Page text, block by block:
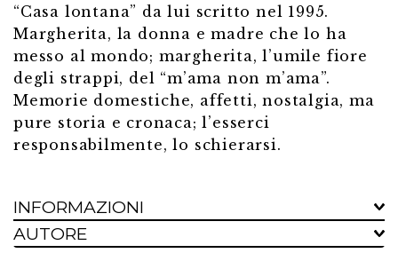
“Casa lontana” da lui scritto nel 1995.
Margherita, la donna e madre che lo ha
messo al mondo; margherita, l’umile fiore
degli strappi, del “m’ama non m’ama”.
Memorie domestiche, affetti, nostalgia, ma
pure storia e cronaca; l’esserci
responsabilmente, lo schierarsi.
INFORMAZIONI
AUTORE